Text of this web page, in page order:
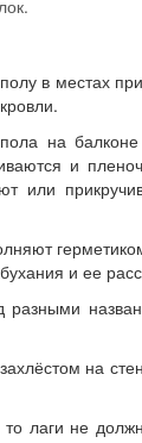
в местах
на
и
или
и ее
разными
на
лаги не